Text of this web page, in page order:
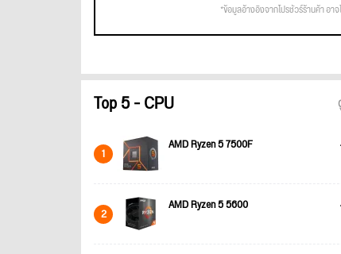
*ข้อมูลอ้างอิงจากโปรชัวร์ร้านค้า อ
Top 5 - CPU
1 AMD Ryzen 5 7500F
2 AMD Ryzen 5 5600